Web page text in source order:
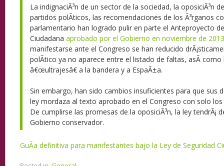
La indignaciÃ³n de un sector de la sociedad, la oposiciÃ³n
partidos polÃ­ticos, las recomendaciones de los Ã³rganos
parlamentario han logrado pulir en parte el Anteproyecto
Ciudadana aprobado por el Gobierno en noviembre de 2013
manifestarse ante el Congreso se han reducido
polÃ­tico ya no aparece entre el listado de faltas, asÃ­
â€œultrajesâ€ a la bandera y a EspaÃ±a.
Sin embargo, han sido cambios insuficientes para que sus
ley mordaza al texto aprobado en el Congreso con solo
De cumplirse las promesas de la oposiciÃ³n, la ley tendrÃ¡
Gobierno conservador.
GuÃ­a definitiva para manifestantes bajo la Ley de Seguridad